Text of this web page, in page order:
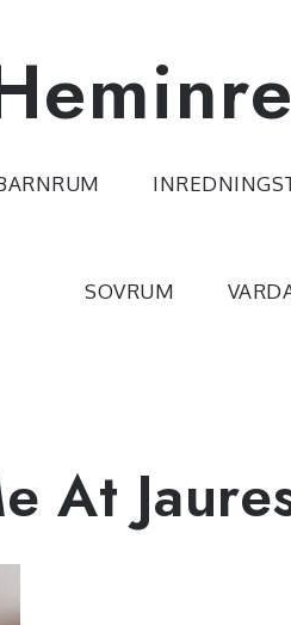
SOVRUM
At